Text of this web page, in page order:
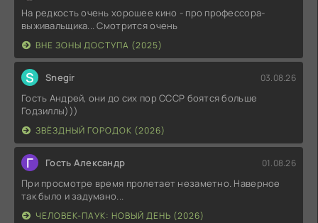
На редкость очень хорошее кино - про профессора-
выживальщика... Смотрится очень
ВНЕ ЗОНЫ ДОСТУПА (2025)
S Snegir 03.08.26
Гость Андрей, они до сих пор СССР боятся больше
Годзиллы)))
ЗВЁЗДНЫЙ ГОРОДОК (2026)
Г Гость Александр 01.08.26
При просмотре время пролетает незаметно. Наверное
так было и задумано...
ЧЕЛОВЕК-ПАУК: НОВЫЙ ДЕНЬ (2026)